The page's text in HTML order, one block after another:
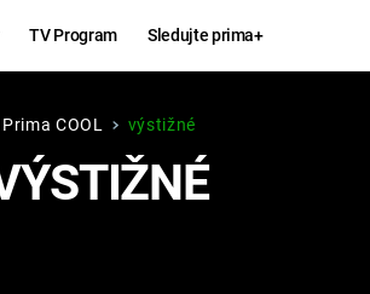
TV Program Sledujte prima+
Prima COOL výstižné